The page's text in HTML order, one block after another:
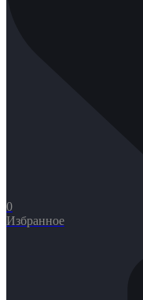
0
Избранное